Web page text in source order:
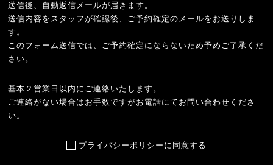
送信後、自動返信メールが届きます。
送信内容をスタッフが確認後、ご予約確定のメールをお送りしま
す。
このフォーム送信では、ご予約確定にならないため予めご了承くだ
さい。
基本２営業日以内にご連絡いたします。
ご連絡がない場合はお手数ですがお電話にてお問い合わせくださ
い。
プライバシーポリシー に同意する